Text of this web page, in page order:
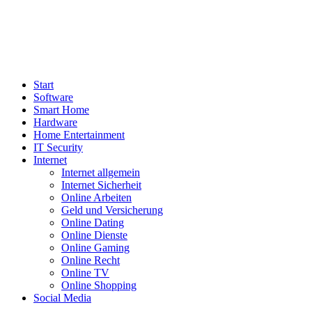
Start
Software
Smart Home
Hardware
Home Entertainment
IT Security
Internet
Internet allgemein
Internet Sicherheit
Online Arbeiten
Geld und Versicherung
Online Dating
Online Dienste
Online Gaming
Online Recht
Online TV
Online Shopping
Social Media